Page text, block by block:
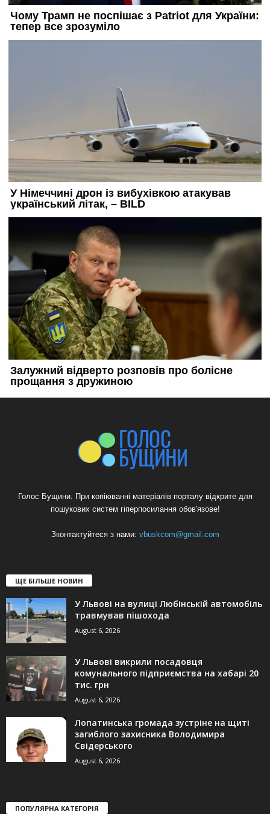
Голос Бущини. При копіюванні матеріалів порталу відкрите для
пошукових систем гіперпосилання обов'язове!
Зконтактуйтеся з нами: vbuskcom@gmail.com
ЩЕ БІЛЬШЕ НОВИН
У Львові на вулиці Любінській автомобіль
травмував пішохода
August 6, 2026
У Львові викрили посадовця
комунального підприємства на хабарі 20
тис. грн
August 6, 2026
Лопатинська громада зустріне на щиті
загиблого захисника Володимира
Свідерського
August 6, 2026
ПОПУЛЯРНА КАТЕГОРІЯ